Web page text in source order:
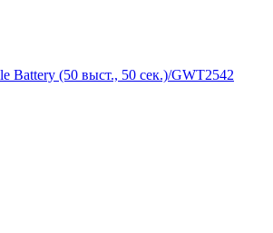
Battery (50 выст., 50 сек.)/GWT2542